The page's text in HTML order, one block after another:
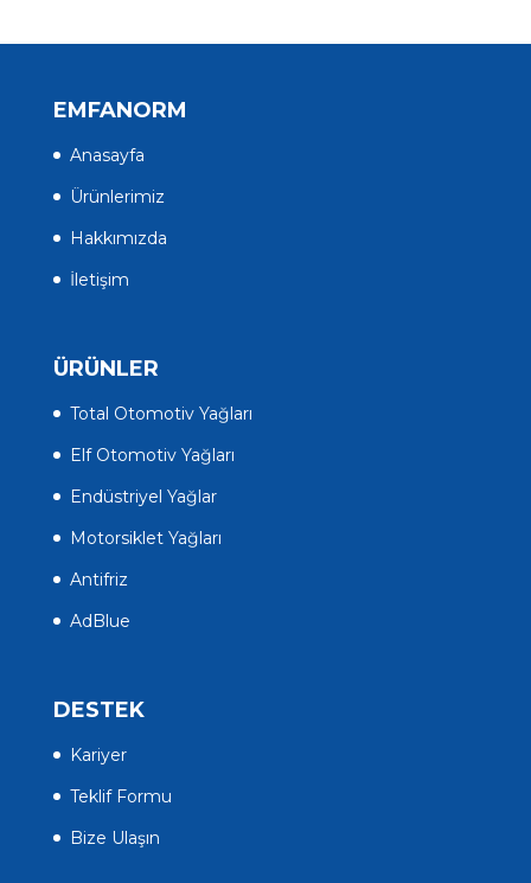
EMFANORM
Anasayfa
Ürünlerimiz
Hakkımızda
İletişim
ÜRÜNLER
Total Otomotiv Yağları
Elf Otomotiv Yağları
Endüstriyel Yağlar
Motorsiklet Yağları
Antifriz
AdBlue
DESTEK
Kariyer
Teklif Formu
Bize Ulaşın